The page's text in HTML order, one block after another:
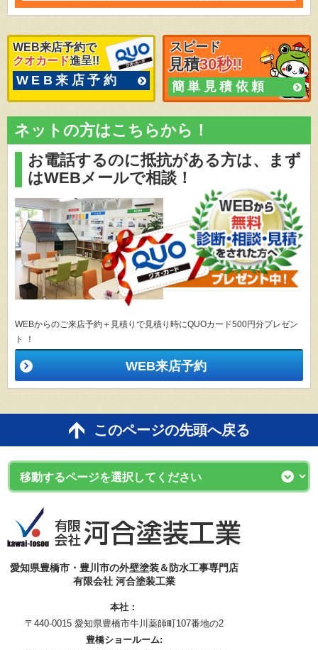
WEB来店予約で
クオカード進呈!!
WEB来店予約
スピード
見積30秒!!
簡単見積依頼
ネットの方はこちらから！
お電話するのに抵抗がある方は、
まず
はWEBメールで相談！
WEBからのご来店予約＋見積りで見積り時にQUOカード500円分プレゼン
ト ！
WEB来店予約
このページの先頭へ戻る
愛知県豊橋市・豊川市の外壁塗装＆防水工事専門店
有限会社 河合塗装工業
本社：
〒440-0015 愛知県豊橋市牛川薬師町107番地の2
豊橋ショールーム: